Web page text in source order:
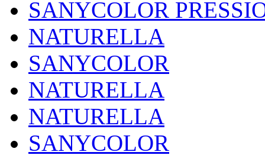
SANYCOLOR
NATURELLA
SANYCOLOR
NATURELLA
NATURELLA
SANYCOLOR